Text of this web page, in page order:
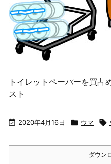
トイレットペーパーを買占
スト
 2020年4月16日  ウマ 
ダウン